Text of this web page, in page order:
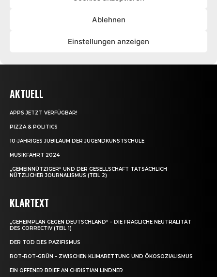
AKTUELL
APPS JETZT VERFÜGBAR!
PIZZA & POLITICS
10-JÄHRIGES JUBILÄUM DER JUGENDKUNSTSCHULE
MUSIKFAHRT 2024
„GEMEINNÜTZIGER“ UND DER GESELLSCHAFT TATSÄCHLICH
NÜTZLICHER JOURNALISMUS (TEIL 2)
KLARTEXT
„GEHEIMPLAN GEGEN DEUTSCHLAND“ – DIE FRAGLICHE NEUTRALITÄT
DES CORRECTIV (TEIL 1)
DER TOD DES PAZIFISMUS
ROT-ROT-GRÜN – ZWISCHEN KLIMARETTUNG UND ÖKOSOZIALISMUS
EIN OFFENER BRIEF AN CHRISTIAN LINDNER